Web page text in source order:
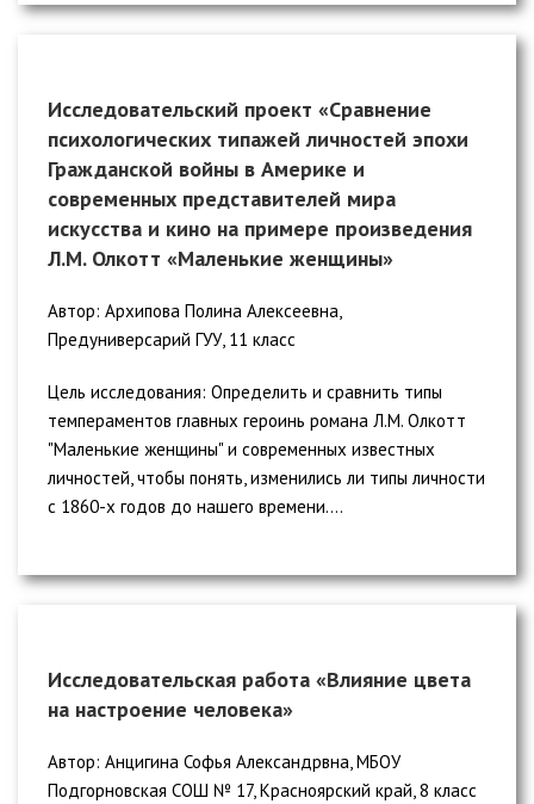
Исследовательский проект «Сравнение
психологических типажей личностей эпохи
Гражданской войны в Америке и
современных представителей мира
искусства и кино на примере произведения
Л.М. Олкотт «Маленькие женщины»
Автор: Архипова Полина Алексеевна,
Предуниверсарий ГУУ, 11 класс
Цель исследования: Определить и сравнить типы
темпераментов главных героинь романа Л.М. Олкотт
"Маленькие женщины" и современных известных
личностей, чтобы понять, изменились ли типы личности
с 1860-х годов до нашего времени....
Исследовательская работа «Влияние цвета
на настроение человека»
Автор: Анцигина Софья Александрвна, МБОУ
Подгорновская СОШ № 17, Красноярский край, 8 класс